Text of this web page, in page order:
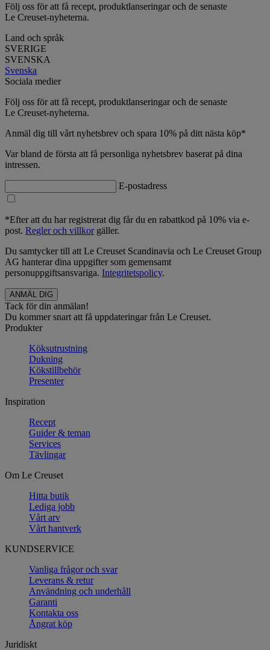
Följ oss för att få recept, produktlanseringar och de senaste
Le Creuset-nyheterna.
Land och språk
SVERIGE
SVENSKA
Svenska
Sociala medier
Följ oss för att få recept, produktlanseringar och de senaste
Le Creuset-nyheterna.
Anmäl dig till vårt nyhetsbrev och spara 10% på ditt nästa köp*
Var bland de första att få personliga nyhetsbrev baserat på dina
intressen.
E-postadress
*Efter att du har registrerat dig får du en rabattkod på 10% via e-
post. Regler och villkorgäller.
Du samtycker till att Le Creuset Scandinavia och Le Creuset Group
AG hanterar dina uppgifter som gemensamt
personuppgiftsansvariga. Integritetspolicy.
Tack för din anmälan!
Du kommer snart att få uppdateringar från Le Creuset.
Produkter
Köksutrustning
Dukning
Kökstillbehör
Presenter
Inspiration
Recept
Guider & teman
Services
Tävlingar
Om Le Creuset
Hitta butik
Lediga jobb
Vårt arv
Vårt hantverk
KUNDSERVICE
Vanliga frågor och svar
Leverans & retur
Användning och underhåll
Garanti
Kontakta oss
Ångrat köp
Juridiskt